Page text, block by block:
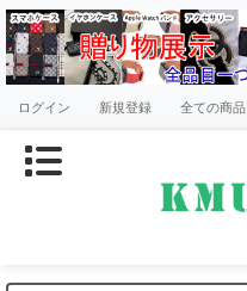
ログイン 新規登録 全ての商品